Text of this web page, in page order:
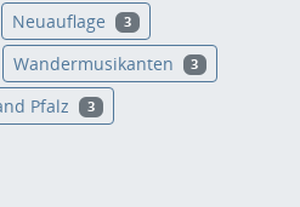
Neuauflage 3
Wandermusikanten 3
Pfalz 3